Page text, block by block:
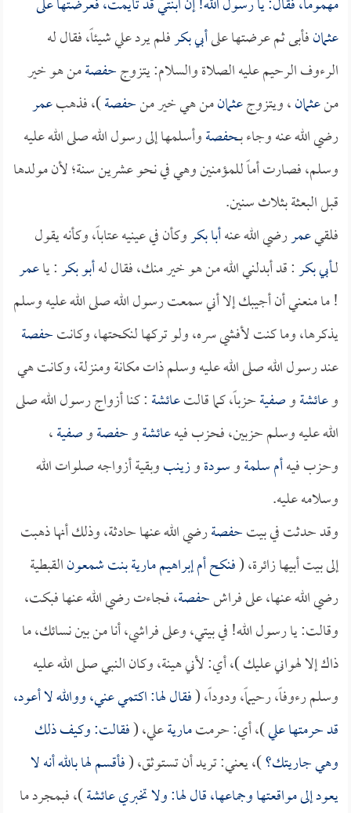
عثمانفأبى ثم عرضتها علىأبي بكرفلم يرد علي شيئاً، فقال له
الرءوف الرحيم عليه الصلاة والسلام: يتزوجحفصةمن هو خير
منعثمان، ويتزوجعثمانمن هي خير منحفصة)، فذهبعمر
رضي الله عنه وجاء بــحفصةوأسلمها إلى رسول الله صلى الله عليه
وسلم، فصارت أماً للمؤمنين وهي في نحو عشرين سنة؛ لأن مولدها
قبل البعثة بثلاث سنين.
فلقيعمررضي الله عنهأبا بكروكأن في عينيه عتاباً، وكأنه يقول
لــأبي بكر: قد أبدلني الله من هو خير منك، فقال لهأبو بكر: ياعمر
! ما منعني أن أجيبك إلا أني سمعت رسول الله صلى الله عليه وسلم
يذكرها، وما كنت لأفشي سره، ولو تركها لنكحتها، وكانتحفصة
عند رسول الله صلى الله عليه وسلم ذات مكانة ومنزلة، وكانت هي
وعائشةوصفيةحزباً، كما قالتعائشة: كنا أزواج رسول الله صلى
الله عليه وسلم حزبين، فحزب فيهعائشةوحفصةوصفية،
وحزب فيهأم سلمةوسودةوزينبوبقية أزواجه صلوات الله
وسلامه عليه.
وقد حدثت في بيتحفصةرضي الله عنها حادثة، وذلك أنها ذهبت
إلى بيت أبيها زائرة، (فنكح أمإبراهيممارية بنت شمعونالقبطية
رضي الله عنها، على فراشحفصة، فجاءت رضي الله عنها فبكت،
وقالت: يا رسول الله! في بيتي، وعلى فراشي، أنا من بين نسائك، ما
ذاك إلا لهواني عليك )، أي: لأني هينة، وكان النبي صلى الله عليه
وسلم رءوفاً، رحيماً، ودوداً، (فقال لها: اكتمي عني، ووالله لا أعود،
قد حرمتها علي)، أي: حرمتماريةعلي، (فقالت: وكيف ذلك
وهي جاريتك؟)، يعني: تريد أن تستوثق، (فأقسم لها بالله أنه لا
يعود إلى مواقعتها وجماعها، قال لها: ولا تخبريعائشة)، فبمجرد ما